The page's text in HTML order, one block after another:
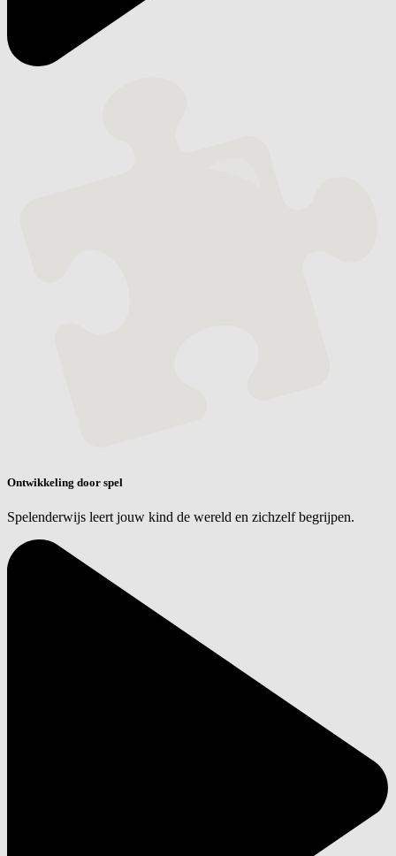
Ontwikkeling door spel
Spelenderwijs leert jouw kind de wereld en zichzelf begrijpen.